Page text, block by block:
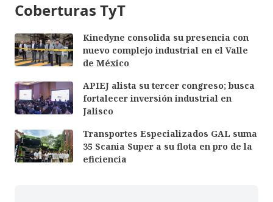
Coberturas TyT
Kinedyne consolida su presencia con
nuevo complejo industrial en el Valle
de México
APIEJ alista su tercer congreso; busca
fortalecer inversión industrial en
Jalisco
Transportes Especializados GAL suma
35 Scania Super a su flota en pro de la
eficiencia